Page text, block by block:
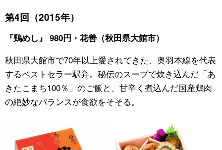
第4回（2015年）
『鶏めし』 980円・花善（秋田県大館市）
秋田県大館市で70年以上愛されてきた、奥羽本線を代表
するベストセラー駅弁。秘伝のスープで炊き込んだ「あ
きたこまち100％」のご飯と、甘辛く煮込んだ国産鶏肉
の絶妙なバランスが食欲をそそる。